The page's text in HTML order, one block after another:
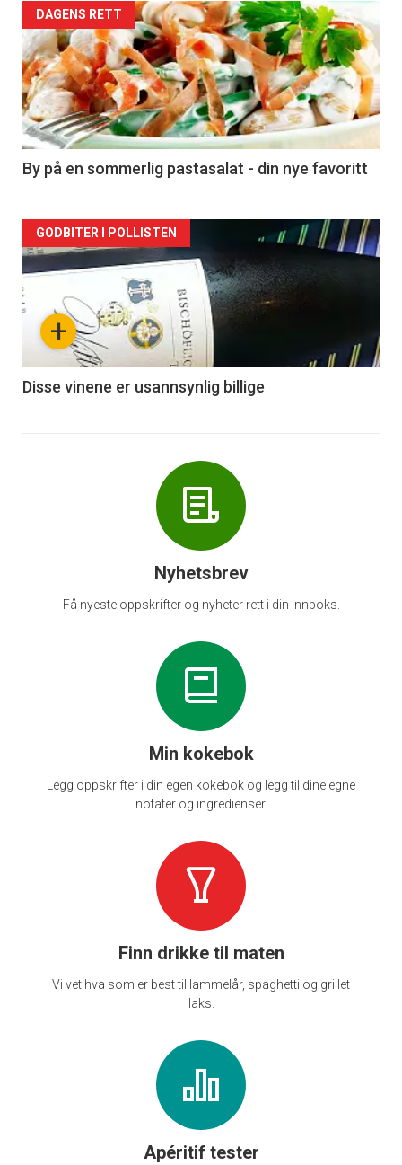
Forsiden
akkurat
nå
-
5
DAGENS RETT
By på en sommerlig pastasalat - din nye favoritt
Forsiden
akkurat
nå
6
+
GODBITER I POLLISTEN
Disse vinene er usannsynlig billige
Nyhetsbrev
Få nyeste oppskrifter og nyheter rett i din innboks.
Min kokebok
Legg oppskrifter i din egen kokebok og legg til dine egne
notater og ingredienser.
Finn drikke til maten
Vi vet hva som er best til lammelår, spaghetti og grillet
laks.
Apéritif tester